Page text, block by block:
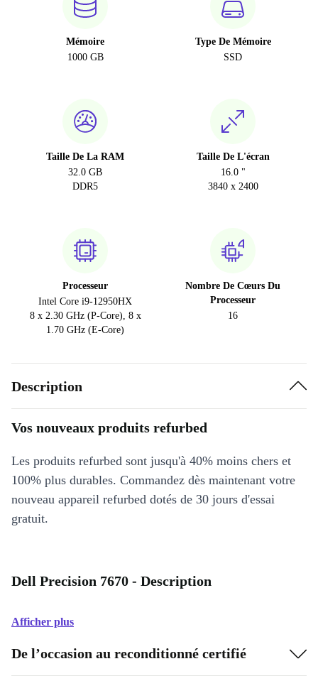
Mémoire
1000 GB
Type De Mémoire
SSD
Taille De La RAM
32.0 GB
DDR5
Taille De L'écran
16.0 "
3840 x 2400
Processeur
Intel Core i9-12950HX
8 x 2.30 GHz (P-Core), 8 x
1.70 GHz (E-Core)
Nombre De Cœurs Du
Processeur
16
Description
Vos nouveaux produits refurbed
Les produits refurbed sont jusqu'à 40% moins chers et
100% plus durables. Commandez dès maintenant votre
nouveau appareil refurbed dotés de 30 jours d'essai
gratuit.
Dell Precision 7670 - Description
Afficher plus
De l’occasion au reconditionné certifié